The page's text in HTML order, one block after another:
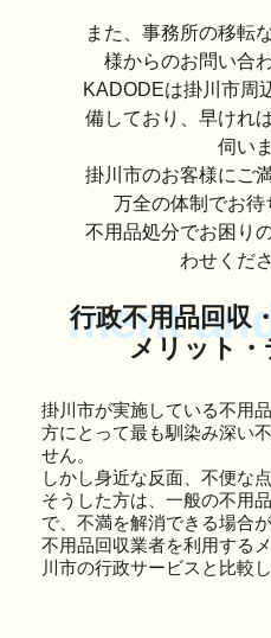
また、事務所の移転
様からのお問い合
KADODEは掛川市周
備しており、早けれ
伺い
掛川市のお客様にご
万全の体制でお待
不用品処分でお困り
わせくだ
merit
行政不用品回収
メリット・
掛川市が実施している不用
方にとって最も馴染み深い
せん。
しかし身近な反面、不便な
そうした方は、一般の不用
で、不満を解消できる場合が
不用品回収業者を利用する
川市の行政サービスと比較